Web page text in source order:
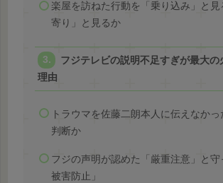
楽屋を訪ねた行動を「乗り込み」と見
寄り」と見るか
フジテレビの説明不足すぎが最大の
理由
トラウマを佐藤二朗本人に伝えなか
判断か
フジの声明が認めた「厳重注意」と守
被害防止」